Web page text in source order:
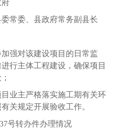
委、县政府常务副县长
强对该建设项目的日常监
行主体工程建设，确保项目
业主严格落实施工期有关环
关规定开展验收工作。
号转办件办理情况